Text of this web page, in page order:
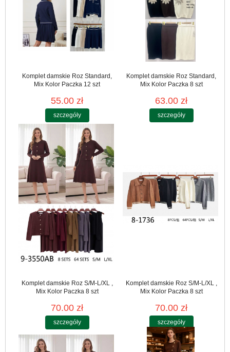
Komplet damskie Roz Standard,
Mix Kolor Paczka 12 szt
55.00 zł
szczegóły
Komplet damskie Roz Standard,
Mix Kolor Paczka 8 szt
63.00 zł
szczegóły
Komplet damskie Roz S/M-L/XL ,
Mix Kolor Paczka 8 szt
70.00 zł
szczegóły
Komplet damskie Roz S/M-L/XL ,
Mix Kolor Paczka 8 szt
70.00 zł
szczegóły